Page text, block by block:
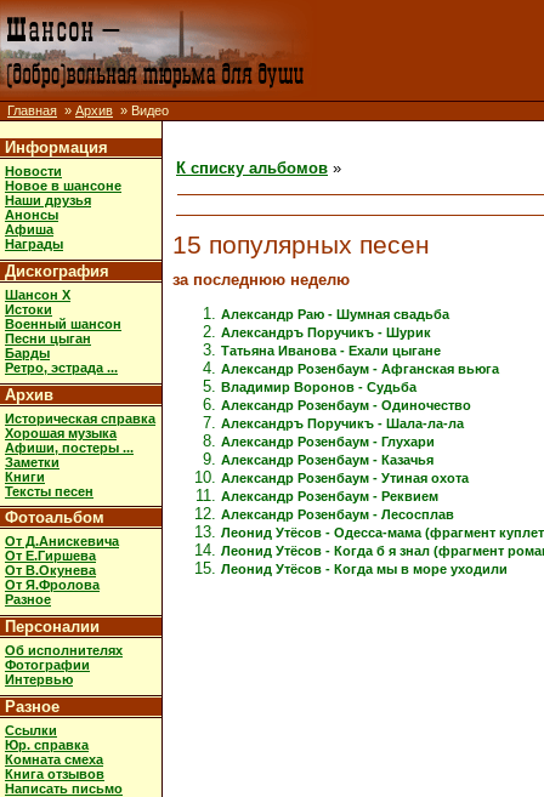
Главная » Архив » Видео
Информация
Новости
Новое в шансоне
Наши друзья
Анонсы
Афиша
Награды
Дискография
Шансон X
Истоки
Военный шансон
Песни цыган
Барды
Ретро, эстрада ...
Архив
Историческая справка
Хорошая музыка
Афиши, постеры ...
Заметки
Книги
Тексты песен
Фотоальбом
От Д.Анискевича
От Е.Гиршева
От В.Окунева
От Я.Фролова
Разное
Персоналии
Об исполнителях
Фотографии
Интервью
Разное
Ссылки
Юр. справка
Комната смеха
Книга отзывов
Написать письмо
К списку альбомов »
15 популярных песен
за последнюю неделю
Александр Раю - Шумная свадьба
Александръ Поручикъ - Шурик
Татьяна Иванова - Ехали цыгане
Александр Розенбаум - Афганская вьюга
Владимир Воронов - Судьба
Александр Розенбаум - Одиночество
Александръ Поручикъ - Шала-ла-ла
Александр Розенбаум - Глухари
Александр Розенбаум - Казачья
Александр Розенбаум - Утиная охота
Александр Розенбаум - Реквием
Александр Розенбаум - Лесосплав
Леонид Утёсов - Одесса-мама (фрагмент
Леонид Утёсов - Когда б я знал (фрагмент
Леонид Утёсов - Когда мы в море уходили